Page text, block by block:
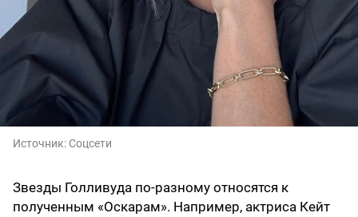
Источник: Соцсети
Звезды Голливуда по-разному относятся к
полученным «Оскарам». Например, актриса Кейт